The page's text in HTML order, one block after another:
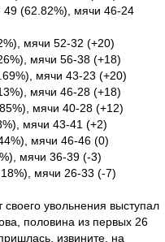
(62.82%), мячи 46-24
мячи 52-32 (+20)
мячи 56-38 (+18)
мячи 43-23 (+20)
мячи 46-28 (+18)
мячи 40-28 (+12)
мячи 43-41 (+2)
мячи 46-46 (0)
мячи 36-39 (-3)
мячи 26-33 (-7)
увольнения выступал
половина из первых 26
извините, на